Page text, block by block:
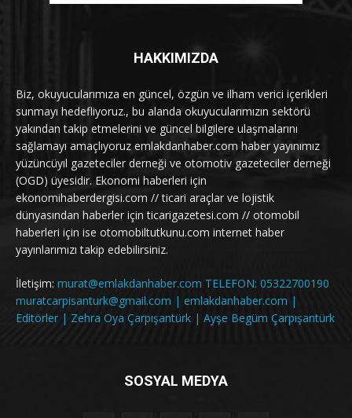
HAKKIMIZDA
Biz, okuyucularımıza en güncel, özgün ve ilham verici içerikleri
sunmayı hedefliyoruz., bu alanda okuyucularımızın sektörü
yakından takip etmelerini ve güncel bilgilere ulaşmalarını
sağlamayı amaçlıyoruz emlakdanhaber.com haber yayınımız
yüzüncüyıl gazeteciler derneği ve otomotiv gazeteciler derneği
(OGD) üyesidir. Ekonomi haberleri için
ekonomihaberdergisi.com // ticari araçlar ve lojistik
dünyasından haberler için ticarigazetesi.com // otomobil
haberleri için ise otomobiltutkunu.com internet haber
yayınlarımızı takip edebilirsiniz.
İletişim: murat@emlakdanhaber.com TELEFON: 05322700190
muratcarpisanturk@gmail.com | emlakdanhaber.com |
Editörler | Zehra Oya Çarpışantürk | Ayşe Begüm Çarpışantürk
SOSYAL MEDYA